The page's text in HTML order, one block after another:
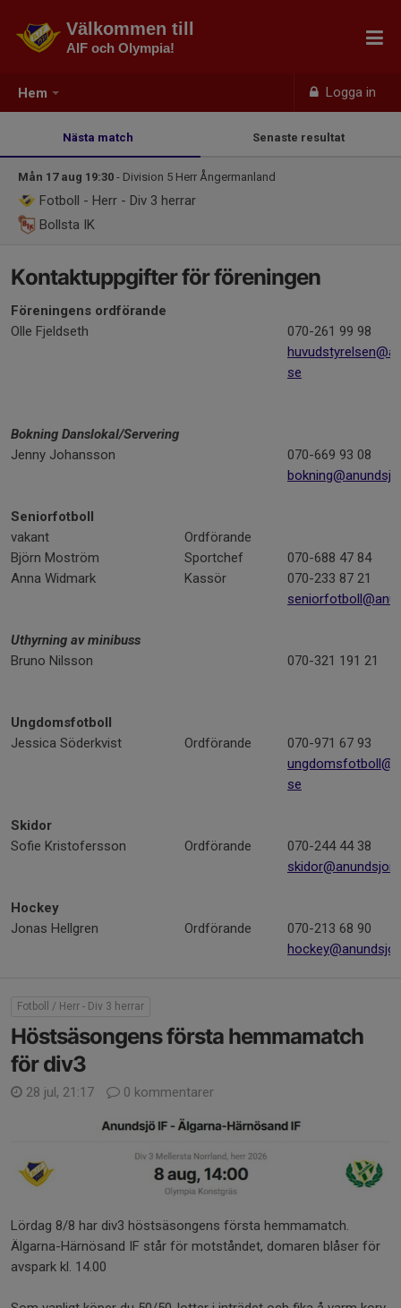
Hem Logga in
Välkommen till
AIF och Olympia!
Nästa match Senaste resultat
Mån 17 aug 19:30 - Division 5 Herr Ångermanland
Fotboll - Herr - Div 3 herrar
Bollsta IK
Kontaktuppgifter för föreningen
Föreningens ordförande
Olle Fjeldseth
070-261 99 98
se
Bokning Danslokal/Servering
Jenny Johansson
070-669 93 08
Seniorfotboll
vakant
Ordförande
Björn Moström
Sportchef
070-688 47 84
Anna Widmark
Kassör
070-233 87 21
Uthyrning av minibuss
Bruno Nilsson
070-321 191 21
Ungdomsfotboll
Jessica Söderkvist
Ordförande
070-971 67 93
se
Skidor
Sofie Kristofersson
Ordförande
070-244 44 38
Hockey
Jonas Hellgren
Ordförande
070-213 68 90
Fotboll / Herr - Div 3 herrar
Höstsäsongens första hemmamatch
för div3
28 jul, 21:17 0 kommentarer
Lördag 8/8 har div3 höstsäsongens första hemmamatch.
Älgarna-Härnösand IF står för motståndet, domaren blåser för
avspark kl. 14.00